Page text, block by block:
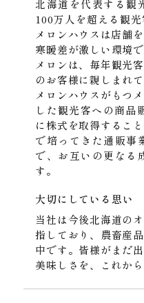
北海道を代表する観
100万人を超える観
メロンハウスは店舗
寒暖差が激しい環境
メロンは、毎年観光
のお客様に親しまれ
メロンハウスがもつ
した観光客への商品
に株式を取得するこ
で培ってきた通販事
で、お互いの更なる
す。
大切にしている思い
当社は今後北海道の
指しており、農畜産
中です。皆様がまだ
美味しさを、これか